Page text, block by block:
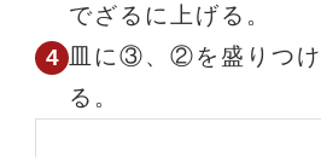
でざるに上げる。
皿に③、②を盛りつけ
る。